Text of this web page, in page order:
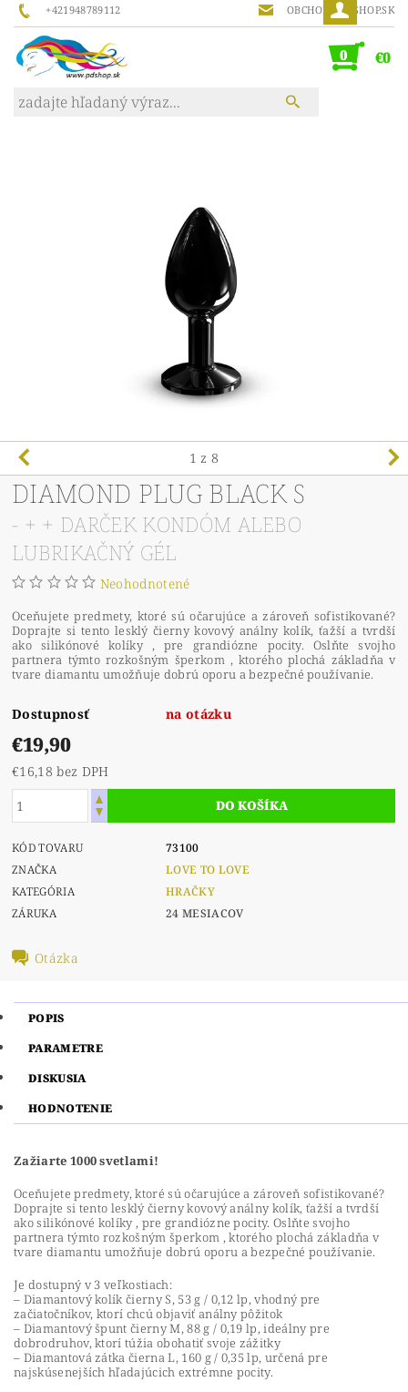
+421948789112 OBCHOD@PDSHOP.SK
0 €0
1 z 8
DIAMOND PLUG BLACK S
- + + DARČEK KONDÓM ALEBO
LUBRIKAČNÝ GÉL
Neohodnotené
Oceňujete predmety, ktoré súočarujúce a zároveň sofistikované?
Doprajte si tento lesklý čierny kovový análny kolík, ťažší a tvrdší
ako silikónové kolíky , pre grandiózne pocity. Oslňte svojho
partnera týmto rozkošným šperkom , ktorého plochá základňa v
tvare diamantu umožňuje dobrú oporu a bezpečné používanie.
Dostupnosť na otázku
€19,90
€16,18 bez DPH
KÓD TOVARU
73100
ZNAČKA
LOVE TO LOVE
KATEGÓRIA
HRAČKY
ZÁRUKA
24 MESIACOV
Otázka
POPIS
PARAMETRE
DISKUSIA
HODNOTENIE
Zažiarte 1000 svetlami!
Oceňujete predmety, ktoré súočarujúce a zároveň sofistikované?
Doprajte si tento lesklý čierny kovový análny kolík, ťažší a tvrdší
ako silikónové kolíky, pre grandiózne pocity. Oslňtesvojho
partnera týmto rozkošným šperkom , ktorého plochá základňa v
tvare diamantu umožňuje dobrú oporu abezpečné používanie.
Je dostupný v 3 veľkostiach:
– Diamantový kolík čierny S, 53 g / 0,12 lp, vhodný pre
začiatočníkov, ktorí chcú objaviť análny pôžitok
– Diamantový špunt čierny M, 88 g / 0,19 lp, ideálny pre
dobrodruhov, ktorí túžia obohatiť svoje zážitky
– Diamantová zátka čierna L, 160 g / 0,35 lp, určená pre
najskúsenejších hľadajúcich extrémne pocity.